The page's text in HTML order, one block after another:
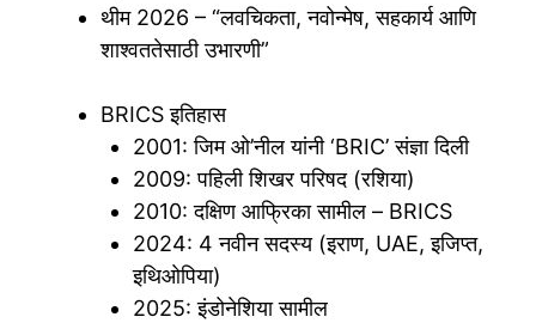
थीम 2026 – “लवचिकता, नवोन्मेष, सहकार्य आणि
शाश्वततेसाठी उभारणी”
BRICS इतिहास
2001: जिम ओ’नील यांनी ‘BRIC’ संज्ञा दिली
2009: पहिली शिखर परिषद (रशिया)
2010: दक्षिण आफ्रिका सामील – BRICS
2024: 4 नवीन सदस्य (इराण, UAE, इजिप्त,
इथिओपिया)
2025: इंडोनेशिया सामील